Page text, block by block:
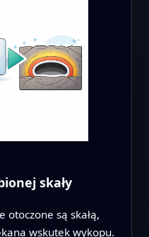
skały
otoczone są skałą,
wskutek wykopu.